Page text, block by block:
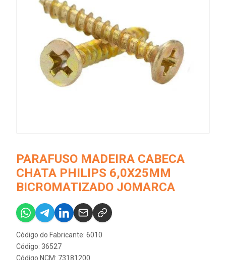
PARAFUSO MADEIRA CABECA
CHATA PHILIPS 6,0X25MM
BICROMATIZADO JOMARCA
Código do Fabricante: 6010
Código: 36527
Código NCM: 73181200